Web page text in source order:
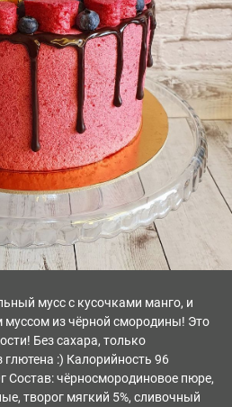
мусс с кусочками манго, и
муссом из чёрной смородины! Это
Без сахара, только
глютена :) Калорийность 96
Состав: чёрносмородиновое пюре,
творог мягкий 5%, сливочный